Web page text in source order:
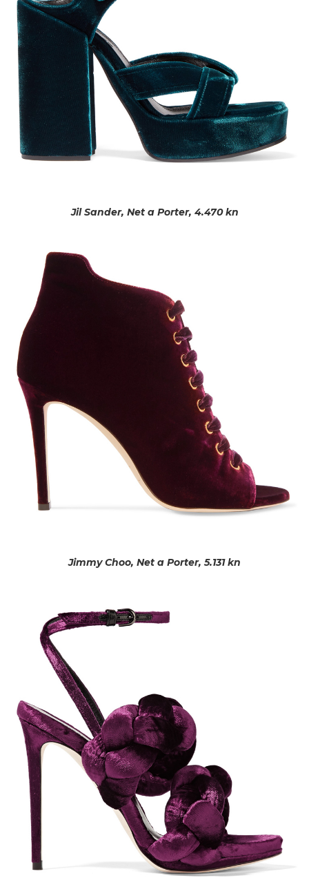
Jil Sander, Net a Porter, 4.470 kn
Jimmy Choo, Net a Porter, 5.131 kn